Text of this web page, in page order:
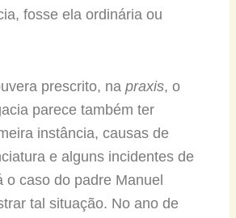
fosse ela ordinária ou
prescrito, na praxis, o
parece também ter
instância, causas de
e alguns incidentes de
o caso do padre Manuel
tal situação. No ano de